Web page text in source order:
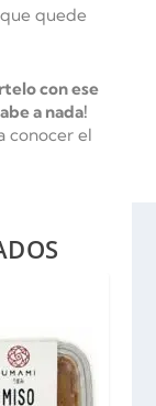
quede
con ese
a nada!
conocer el